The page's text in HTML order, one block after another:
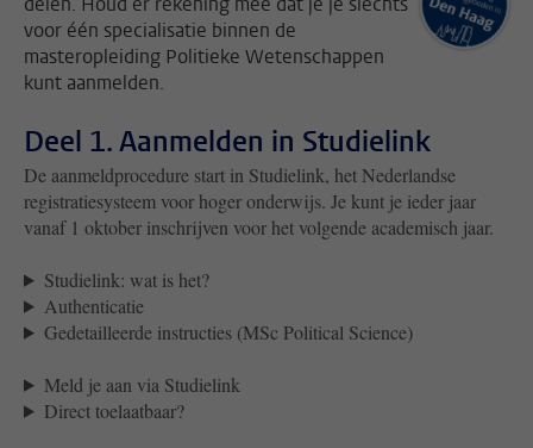
voor één specialisatie binnen de
masteropleiding Politieke Wetenschappen
kunt aanmelden.
Deel 1. Aanmelden in Studielink
De aanmeldprocedure start in Studielink, het Nederlandse
registratiesysteem voor hoger onderwijs. Je kunt je ieder jaar
vanaf 1 oktober inschrijven voor het volgende academisch jaar.
Studielink: wat is het?
Authenticatie
Gedetailleerde instructies (MSc Political Science)
Meld je aan via Studielink
Direct toelaatbaar?